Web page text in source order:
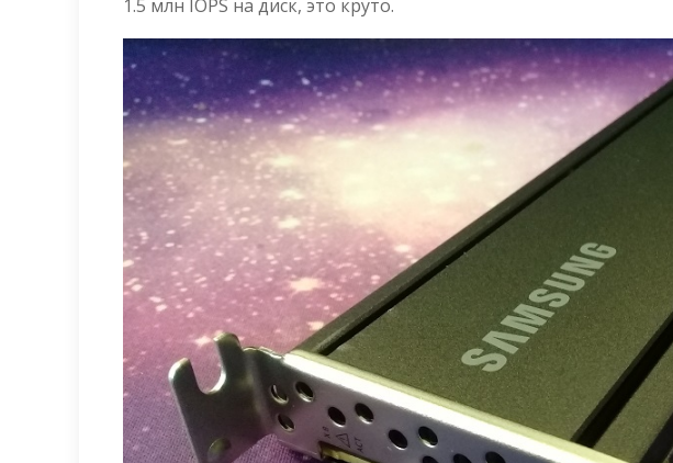
1.5 млн IOPS на диск, это круто.